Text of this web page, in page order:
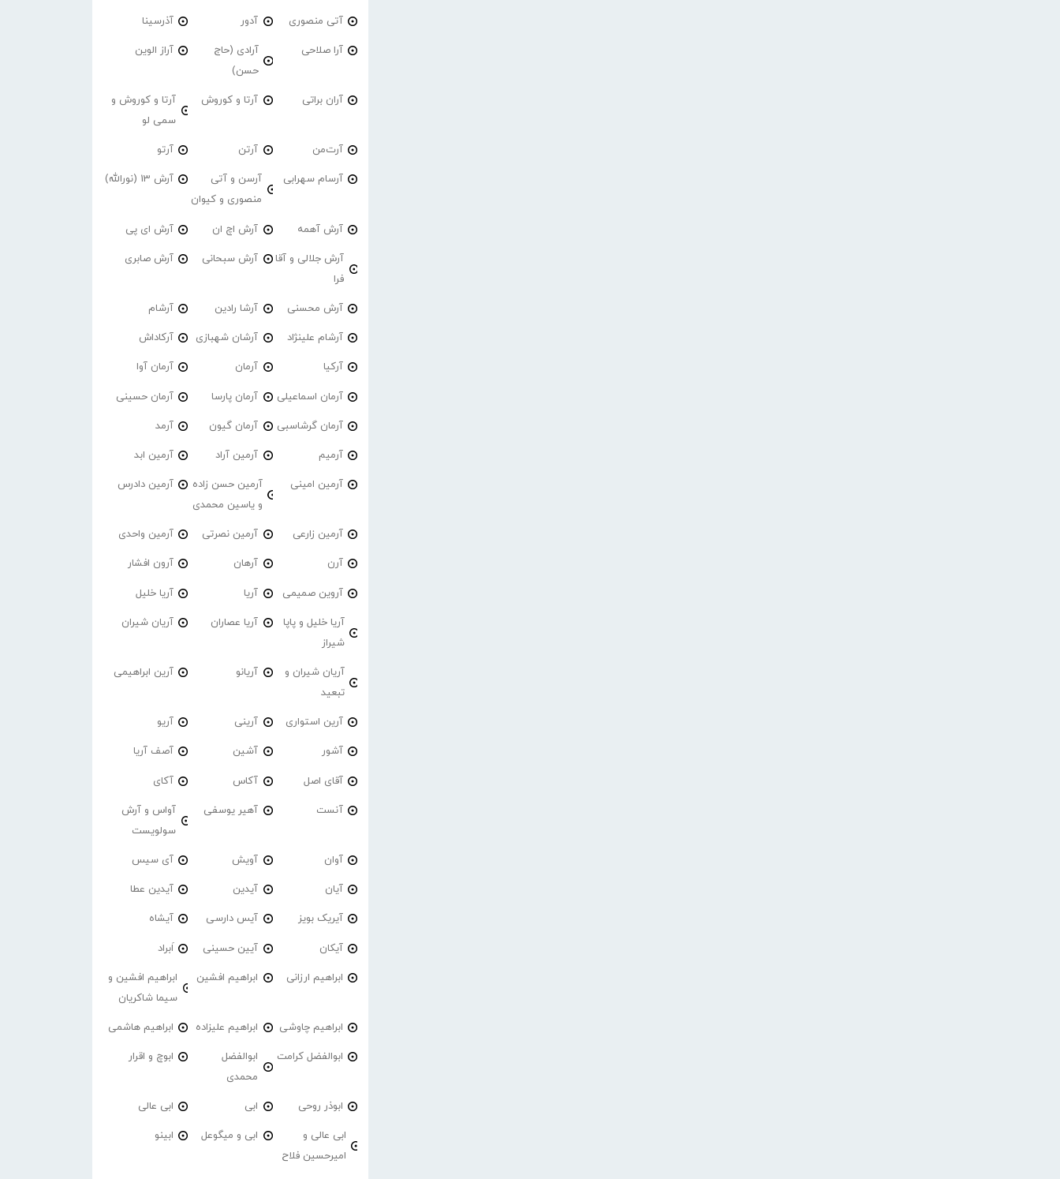
آتی منصوری آدور آذرسینا
آرا صلاحی
آرادی (حاج
حسن)
آراز الوین
آران براتی آرتا و کوروش
آرتا و کوروش و
سمی لو
آرت‌من آرتن آرتو
آرسام سهرابی
آرسن و آتی
منصوری و کیوان
آرش 13 (نورالله)
آرش آهمه آرش اچ ان آرش ای پی
آرش جلالی و آقا
فرا
آرش سبحانی آرش صابری
آرش محسنی آرشا رادین آرشام
آرشام علینژاد آرشان شهبازی آرکاداش
آرکیا آرمان آرمان آوا
آرمان اسماعیلی آرمان پارسا آرمان حسینی
آرمان گرشاسبی آرمان گیون آرمد
آرمیم آرمین آراد آرمین ابد
آرمین امینی
آرمین حسن زاده
و یاسین محمدی
آرمین دادرس
آرمین زارعی آرمین نصرتی آرمین واحدی
آرن آرهان آرون افشار
آروین صمیمی آریا آریا خلیل
آریا خلیل و پاپا
شیراز
آریا عصاران آریان شیران
آریان شیران و
تبعید
آریانو آرین ابراهیمی
آرین استواری آرینی آریو
آشور آشین آصف آریا
آقای اصل آکاس آکای
آنست آهیر یوسفی
آواس و آرش
سولویست
آوان آویش آی سیس
آیان آیدین آیدین عطا
آیریک بویز آیس دارسی آیشاه
آیکان آیین حسینی اَبراد
ابراهیم ارزانی ابراهیم افشین
ابراهیم افشین و
سیما شاکریان
ابراهیم چاوشی ابراهیم علیزاده ابراهیم هاشمی
ابوالفضل کرامت
ابوالفضل
محمدی
ابوچ و اقرار
ابوذر روحی ابی ابی عالی
ابی عالی و
امیرحسین فلاح
ابی و میگوعل ابینو